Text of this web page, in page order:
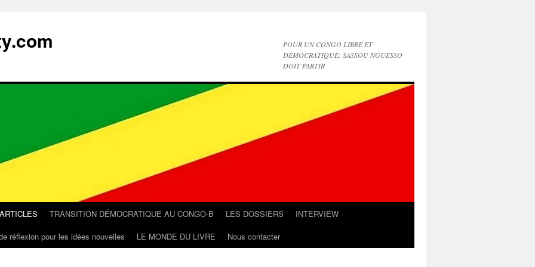
POUR UN CONGO LIBRE ET
DEMOCRATIQUE: SASSOU NGUESSO
DOIT PARTIR
TRANSITION DÉMOCRATIQUE AU CONGO-B LES DOSSIERS
INTERVIEW
réflexion pour les idées nouvelles LE MONDE DU LIVRE Nous contacter